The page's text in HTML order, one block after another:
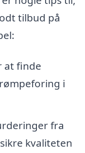
tilbud på
at finde
i
fra
kvaliteten